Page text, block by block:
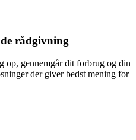
rådgivning
op, gennemgår dit forbrug og din
der giver bedst mening for